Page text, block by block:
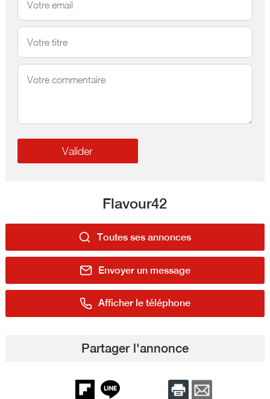
Flavour42
Toutes ses annonces
Envoyer un message
Afficher le téléphone
Partager l'annonce